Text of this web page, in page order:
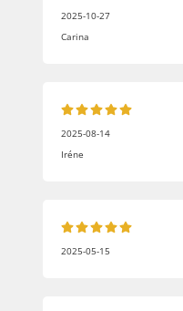
2025-10-27
Carina
2025-08-14
Iréne
2025-05-15